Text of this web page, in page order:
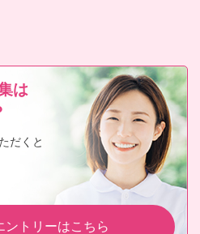
は
だくと
ントリーはこちら